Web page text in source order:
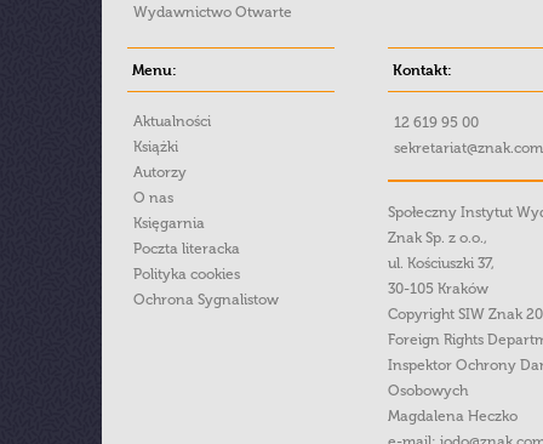
Wydawnictwo Otwarte
Menu:
Aktualności
Książki
Autorzy
O nas
Księgarnia
Poczta literacka
Polityka cookies
Ochrona Sygnalistow
Kontakt:
12 619 95 00
Społeczny Instytut
Znak Sp. z o.o.,
ul. Kościuszki 37,
30-105 Kraków
Copyright SIW Znak
Foreign Rights
Inspektor Ochrony
Osobowych
Magdalena Heczko